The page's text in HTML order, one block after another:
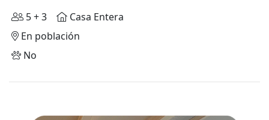
5 + 3
Casa Entera
En población
No